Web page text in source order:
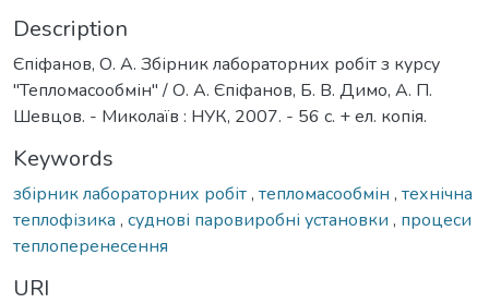
Description
Єпіфанов, О. А. Збірник лабораторних робіт з курсу
"Тепломасообмін" / О. А. Єпіфанов, Б. В. Димо, А. П.
Шевцов. - Миколаїв : НУК, 2007. - 56 с. + ел. копія.
Keywords
збірник лабораторних робіт, тепломасообмін , технічна
теплофізика , суднові паровиробні установки , процеси
теплоперенесення
URI